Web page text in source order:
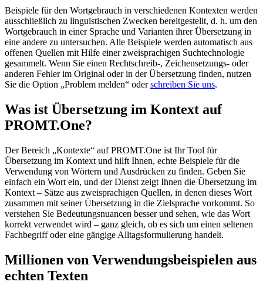
Beispiele für den Wortgebrauch in verschiedenen Kontexten werden
ausschließlich zu linguistischen Zwecken bereitgestellt, d. h. um den
Wortgebrauch in einer Sprache und Varianten ihrer Übersetzung in
eine andere zu untersuchen. Alle Beispiele werden automatisch aus
offenen Quellen mit Hilfe einer zweisprachigen Suchtechnologie
gesammelt. Wenn Sie einen Rechtschreib-, Zeichensetzungs- oder
anderen Fehler im Original oder in der Übersetzung finden, nutzen
Sie die Option „Problem melden“ oderschreiben Sie uns.
Was ist Übersetzung im Kontext auf
PROMT.One?
Der Bereich „Kontexte“ auf PROMT.One ist Ihr Tool für
Übersetzung im Kontext und hilft Ihnen, echte Beispiele für die
Verwendung von Wörtern und Ausdrücken zu finden. Geben Sie
einfach ein Wort ein, und der Dienst zeigt Ihnen die Übersetzung im
Kontext – Sätze aus zweisprachigen Quellen, in denen dieses Wort
zusammen mit seiner Übersetzung in die Zielsprache vorkommt. So
verstehen Sie Bedeutungsnuancen besser und sehen, wie das Wort
korrekt verwendet wird – ganz gleich, ob es sich um einen seltenen
Fachbegriff oder eine gängige Alltagsformulierung handelt.
Millionen von Verwendungsbeispielen aus
echten Texten